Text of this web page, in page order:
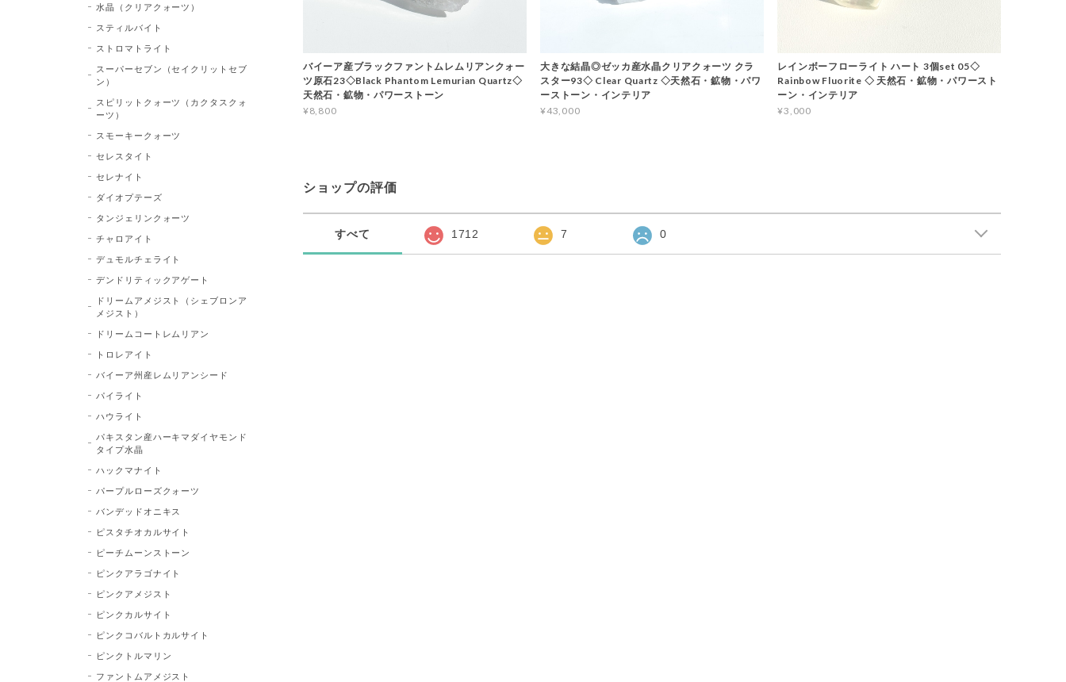
バイーア産ブラックファントムレムリアンクォー
ツ原石23◇Black Phantom Lemurian Quartz◇
天然石・鉱物・パワーストーン
¥8,800
大きな結晶◎ゼッカ産水晶クリアクォーツ クラ
スター93◇ Clear Quartz ◇天然石・鉱物・パワ
ーストーン・インテリア
¥43,000
レインボーフローライト ハート 3個set 05◇
Rainbow Fluorite ◇ 天然石・鉱物・パワースト
ーン・インテリア
¥3,000
ショップの評価
すべて 1712 7 0
水晶（クリアクォーツ）
スティルバイト
ストロマトライト
スーパーセブン（セイクリットセブ
ン）
スピリットクォーツ（カクタスクォ
ーツ）
スモーキークォーツ
セレスタイト
セレナイト
ダイオプテーズ
タンジェリンクォーツ
チャロアイト
デュモルチェライト
デンドリティックアゲート
ドリームアメジスト（シェブロンア
メジスト）
ドリームコートレムリアン
トロレアイト
バイーア州産レムリアンシード
パイライト
ハウライト
パキスタン産ハーキマダイヤモンド
タイプ水晶
ハックマナイト
パープルローズクォーツ
バンデッドオニキス
ピスタチオカルサイト
ピーチムーンストーン
ピンクアラゴナイト
ピンクアメジスト
ピンクカルサイト
ピンクコバルトカルサイト
ピンクトルマリン
ファントムアメジスト